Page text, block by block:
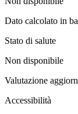
Dato calcolato in
Stato di salute
Non disponibile
Valutazione
Accessibilità